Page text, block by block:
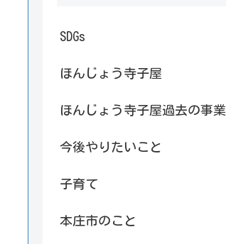
SDGs
ほんじょう寺子屋
ほんじょう寺子屋過去の事業
今後やりたいこと
子育て
本庄市のこと